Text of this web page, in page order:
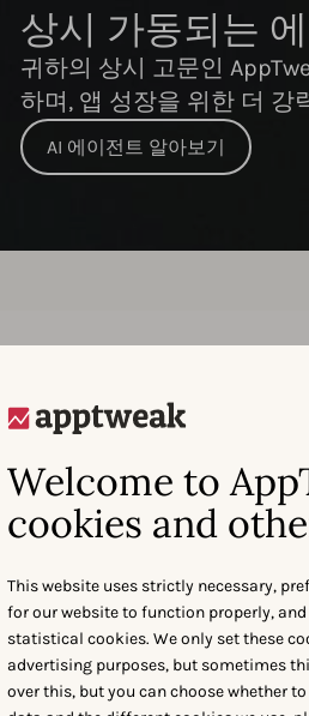
Welcome to
cookies and
This website uses strictly necessary,
for our website to function properly,
statistical cookies. We only set these
advertising purposes, but sometimes
over this, but you can choose whether
상시 가동되는
귀하의 상시 고문인
하며, 앱 성장을 위한 더 강
AI 에이전트 알아보기
랫폼입니다. AI가 귀하의 앱을 추천